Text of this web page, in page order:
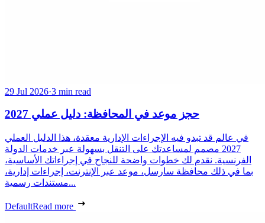
29 Jul 2026·3 min read
حجز موعد في المحافظة: دليل عملي 2027
في عالم قد تبدو فيه الإجراءات الإدارية معقدة، هذا الدليل العملي
2027 مصمم لمساعدتك على التنقل بسهولة عبر خدمات الدولة
الفرنسية. نقدم لك خطوات واضحة للنجاح في إجراءاتك الأساسية،
بما في ذلك محافظة سارسل، موعد عبر الإنترنت، إجراءات إدارية،
مستندات رسمية...
DefaultRead more